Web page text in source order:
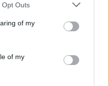
Opt Outs
of my
of my
kurortas, kurį kas kartą